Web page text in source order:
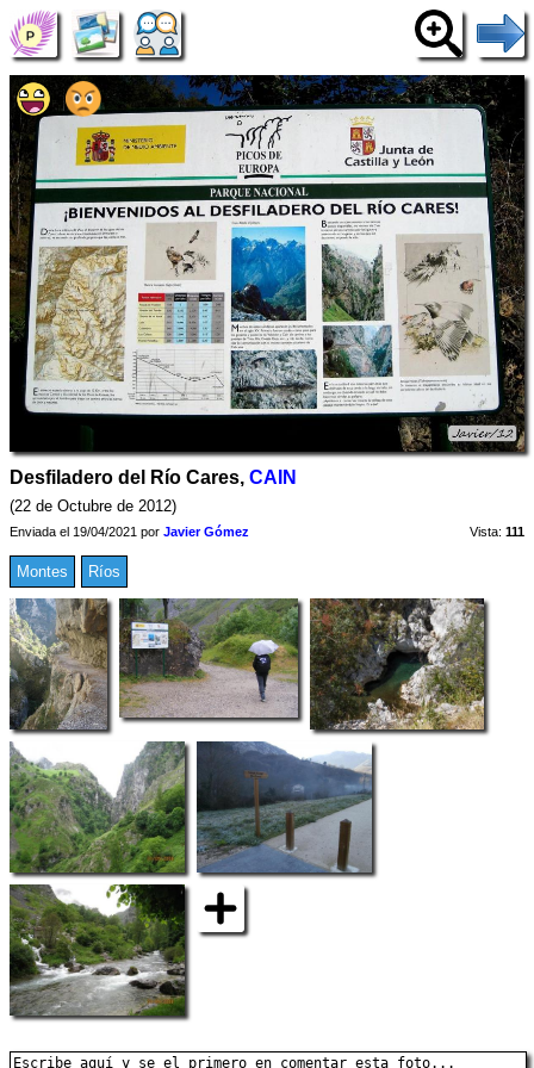
Desfiladero del Río Cares, CAIN
(22 de Octubre de 2012)
Enviada el 19/04/2021 por Javier Gómez Vista: 111
Montes Ríos